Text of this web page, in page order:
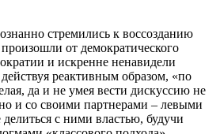
стремились к воссозданию
от демократического
и искренне ненавидели
реактивным образом, «по
да и не умея вести дискуссию не
и со своими партнерами – левыми
с ними властью, будучи